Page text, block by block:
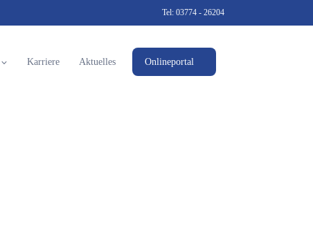
Tel: 03774 - 26204
Karriere Aktuelles Onlineportal